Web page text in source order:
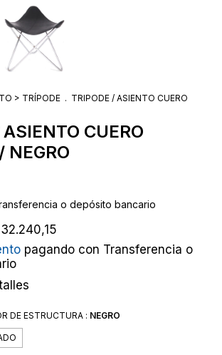
> TRÍPODE . TRIPODE / ASIENTO CUERO
CUERO
NEGRO
o depósito bancario
pagando con Transferencia o
DE ESTRUCTURA : NEGRO